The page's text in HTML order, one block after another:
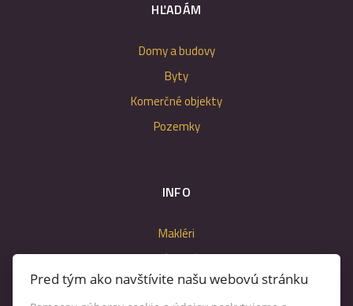
HĽADÁM
Domy a budovy
Byty
Komerčné objekty
Pozemky
INFO
Makléri
Napíšte nám
Kontakt
Pred tým ako navštívite našu webovú stránku